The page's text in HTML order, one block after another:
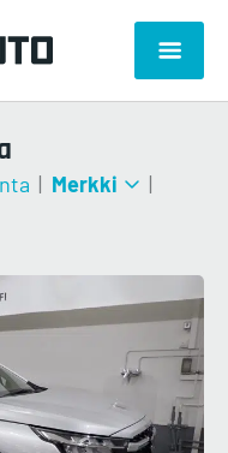
| Merkki
|